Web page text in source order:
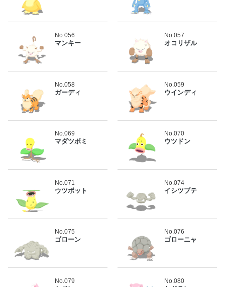
No.056
マンキー
No.057
オコリザル
No.058
ガーディ
No.059
ウインディ
No.069
マダツボミ
No.070
ウツドン
No.071
ウツボット
No.074
イシツブテ
No.075
ゴローン
No.076
ゴローニャ
No.079 No.080